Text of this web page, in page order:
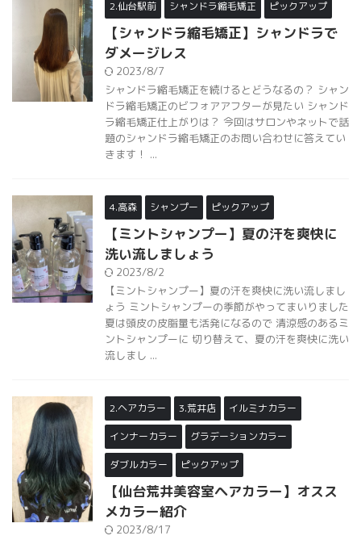
2.仙台駅前 シャンドラ縮毛矯正 ピックアップ
【シャンドラ縮毛矯正】シャンドラで
ダメージレス
2023/8/7
シャンドラ縮毛矯正を続けるとどうなるの？ シャン
ドラ縮毛矯正のビフォアアフターが見たい シャンド
ラ縮毛矯正仕上がりは？ 今回はサロンやネットで話
題のシャンドラ縮毛矯正のお問い合わせに答えてい
きます！ ...
4.高森 シャンプー ピックアップ
【ミントシャンプー】夏の汗を爽快に
洗い流しましょう
2023/8/2
【ミントシャンプー】夏の汗を爽快に洗い流しまし
ょう ミントシャンプーの季節がやってまいりました
夏は頭皮の皮脂量も活発になるので 清涼感のあるミ
ントシャンプーに 切り替えて、夏の汗を爽快に洗い
流しまし ...
2.ヘアカラー 3.荒井店 イルミナカラー
インナーカラー グラデーションカラー
ダブルカラー ピックアップ
【仙台荒井美容室ヘアカラー】オスス
メカラー紹介
2023/8/17